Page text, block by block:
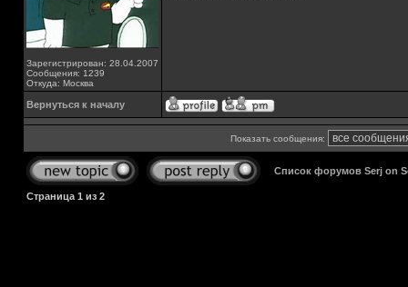
Зарегистрирован: 28.04.2007
Сообщения: 1239
Откуда: Москва
Вернуться к началу
Показать сообщения:
Список форумов Serj on
Страница 1 из 2